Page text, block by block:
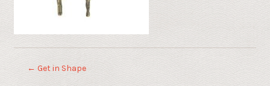
← Get in Shape